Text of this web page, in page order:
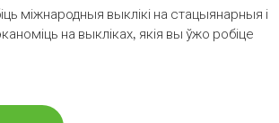
міжнародныя выклікі на стацыянарныя і
на выкліках, якія вы ўжо робіце